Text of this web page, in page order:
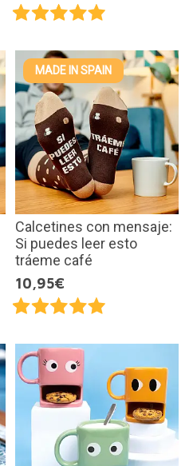
MADE IN SPAIN
Calcetines con mensaje:
Si puedes leer esto
tráeme café
10,95€